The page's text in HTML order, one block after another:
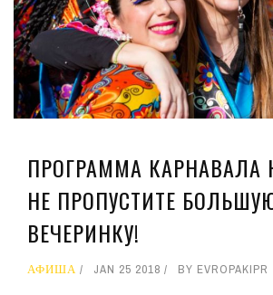
ПРОГРАММА КАРНАВАЛА
НЕ ПРОПУСТИТЕ
ВЕЧЕРИНКУ!
АФИША JAN 25 2018 BY EVROPAKIPR